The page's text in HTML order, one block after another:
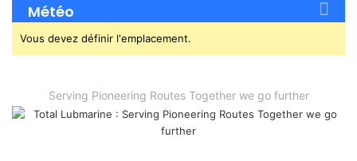
Météo
Vous devez définir l'emplacement.
Serving Pioneering Routes Together we go further